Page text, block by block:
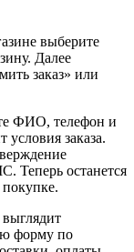
выберите
Далее
заказ» или
ФИО, телефон и
заказа.
Теперь останется
покупке.
форму по